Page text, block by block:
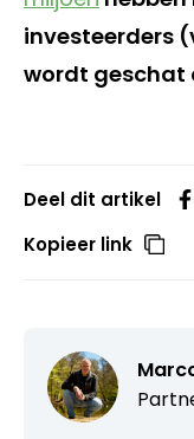
investeerders
wordt geschat
Deel dit artikel
Kopieer link